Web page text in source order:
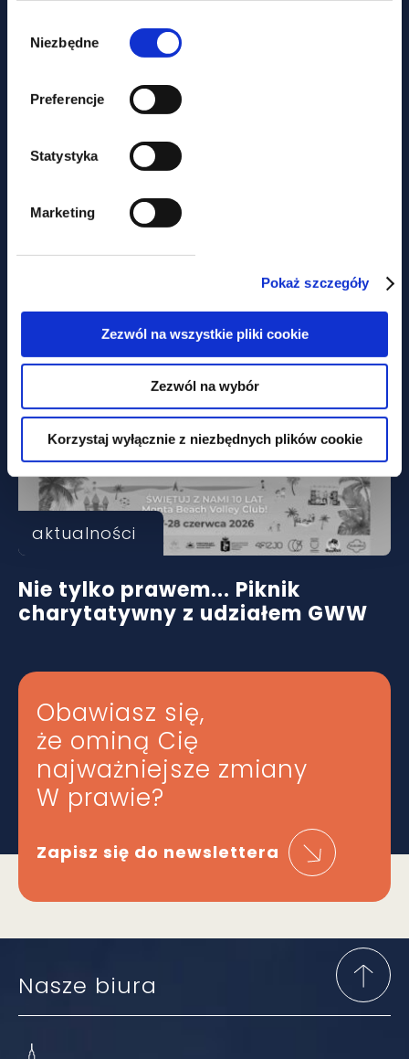
zgody
Niezbędne
Preferencje
Statystyka
Marketing
Pokaż szczegóły
Zezwól na wszystkie pliki cookie
Zezwól na wybór
Korzystaj wyłącznie z niezbędnych plików cookie
B2B to w rzeczywistości etat
aktualności
podatnikiem akcyzy?
aktualności
Nie tylko prawem... Piknik
charytatywny z udziałem GWW
Obawiasz się,
że ominą Cię
najważniejsze zmiany
W prawie?
Zapisz się do newslettera
Nasze biura